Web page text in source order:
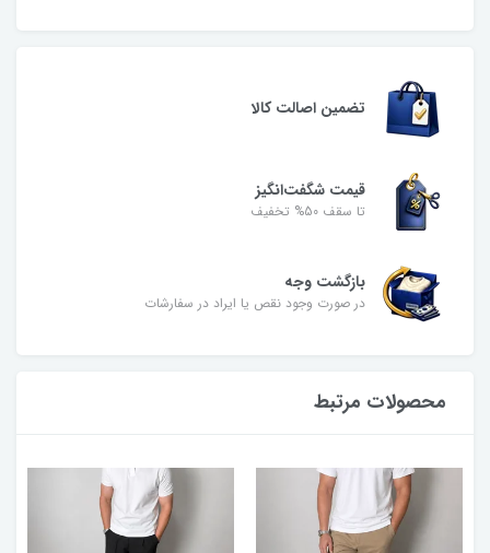
تضمین اصالت کالا
قیمت شگفت‌انگیز
تا سقف 50% تخفیف
بازگشت وجه
در صورت وجود نقص یا ایراد در سفارشات
محصولات مرتبط